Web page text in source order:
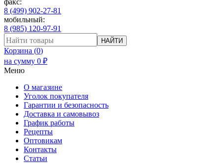
факс:
8 (499) 902-27-81
мобильный:
8 (985) 120-97-91
НАЙТИ
Корзина (0)
на сумму 0 ₽
Меню
О магазине
Уголок покупателя
Гарантии и безопасность
Доставка и самовывоз
График работы
Рецепты
Оптовикам
Контакты
Статьи